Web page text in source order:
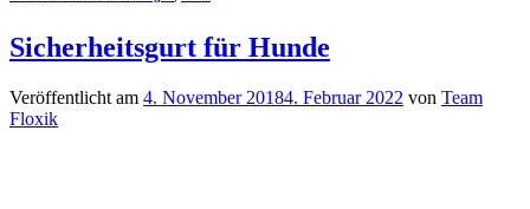
Sicherheitsgurt für Hunde
Veröffentlicht am 4. November 20184. Februar 2022 von Team
Floxik